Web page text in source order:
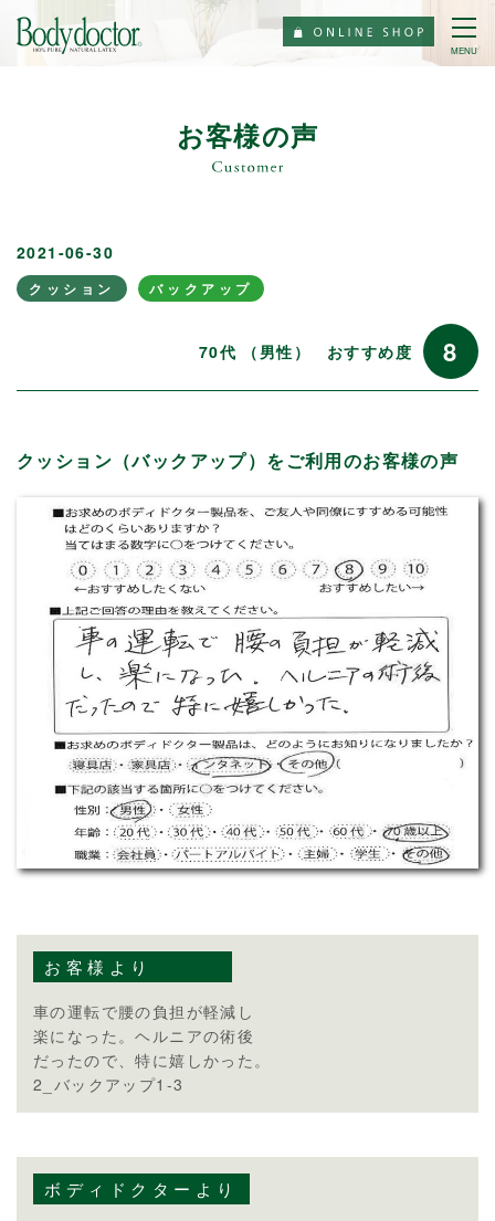
MENU
お客様の声
2021-06-30
クッション バックアップ
70代 （男性） おすすめ度 8
クッション（バックアップ）をご利用のお客様の声
お客様より
車の運転で腰の負担が軽減し
楽になった。ヘルニアの術後
だったので、特に嬉しかった。
2_バックアップ1-3
ボディドクターより